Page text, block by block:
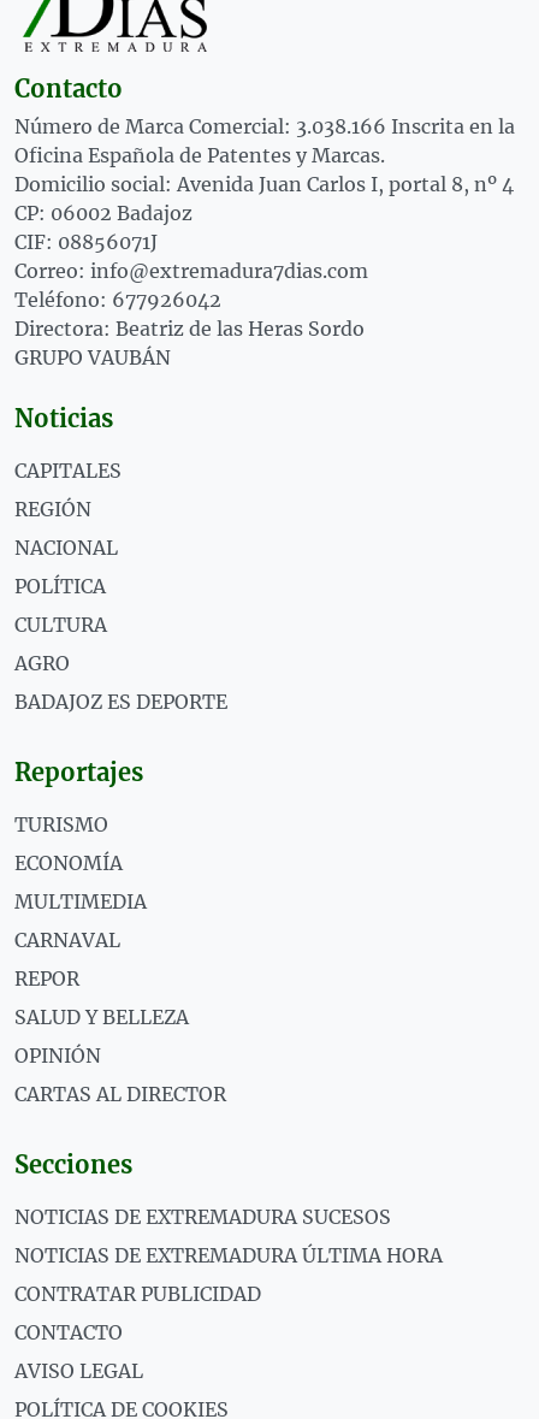
Contacto
Número de Marca Comercial: 3.038.166 Inscrita en la
Oficina Española de Patentes y Marcas.
Domicilio social: Avenida Juan Carlos I, portal 8, nº 4
CP: 06002 Badajoz
CIF: 08856071J
Correo: info@extremadura7dias.com
Teléfono: 677926042
Directora: Beatriz de las Heras Sordo
GRUPO VAUBÁN
Noticias
CAPITALES
REGIÓN
NACIONAL
POLÍTICA
CULTURA
AGRO
BADAJOZ ES DEPORTE
Reportajes
TURISMO
ECONOMÍA
MULTIMEDIA
CARNAVAL
REPOR
SALUD Y BELLEZA
OPINIÓN
CARTAS AL DIRECTOR
Secciones
NOTICIAS DE EXTREMADURA SUCESOS
NOTICIAS DE EXTREMADURA ÚLTIMA HORA
CONTRATAR PUBLICIDAD
CONTACTO
AVISO LEGAL
POLÍTICA DE COOKIES